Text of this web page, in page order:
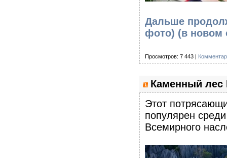
Дальше
фото) (в новом
Просмотров: 7 443 |
Каменный лес
Этот
популярен
Всемирного